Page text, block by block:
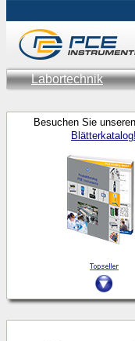
Labortechnik
Besuchen Sie
Blätterkatalog!